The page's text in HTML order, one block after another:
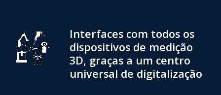
Interfaces com todos os
dispositivos de medição
3D, graças a um centro
universal de digitalização